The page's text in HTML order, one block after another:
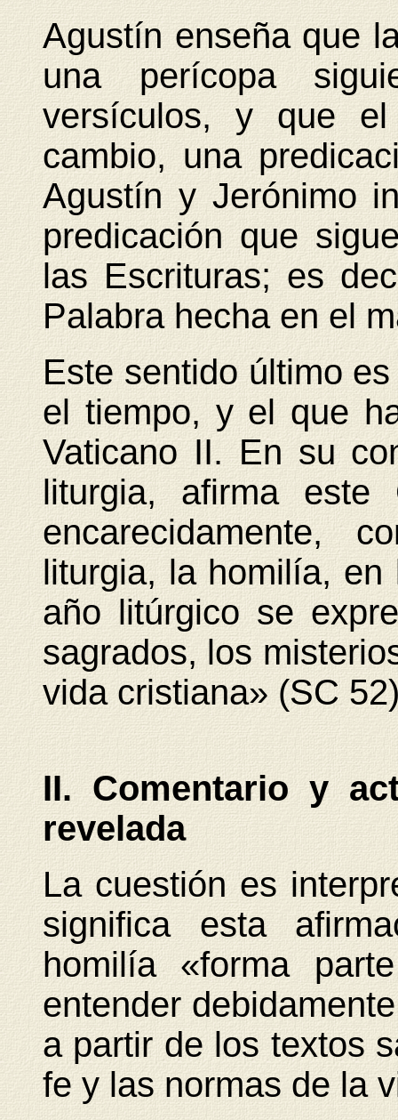
Agustín enseña que
una perícopa
versículos, y que
cambio, una
Agustín y Jerónimo
predicación que
las Escrituras; es
Palabra hecha en el
Este sentido último
el tiempo, y el que
Vaticano II. En su
liturgia, afirma este
encarecidamente,
liturgia, la homilía,
año litúrgico se
sagrados, los
vida cristiana» (SC
II. Comentario y
revelada
La cuestión es
significa esta
homilía «forma
entender
a partir de los textos
fe y las normas de la